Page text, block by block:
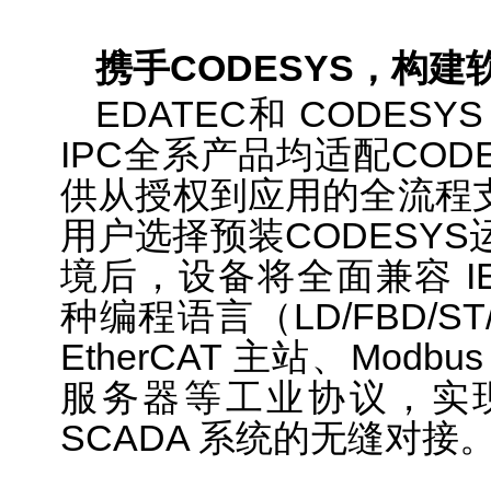
携手CODESYS，构建
EDATEC和
IPC全系产品均适配
供从授权到应用的全流程
用户选择预装CODESYS
境后，设备将全面兼容
种编程语言（LD/FBD/
EtherCAT 主站、
服务器等工业协议，实
SCADA 系统的无缝对接